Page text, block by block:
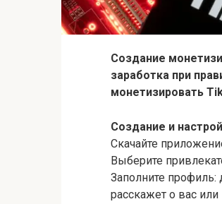
Создание
заработка при
монетизировать
Создание и
Скачайте
Выберите
Заполните профиль:
расскажет о вас